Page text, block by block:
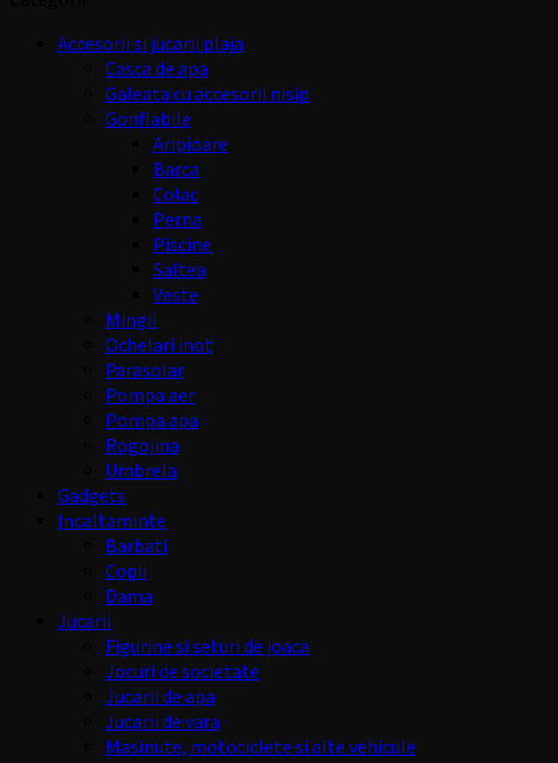
Accesorii si jucarii plaja
Casca de apa
Galeata cu accesorii nisip
Gonflabile
Aripioare
Barca
Colac
Perna
Piscine
Saltea
Veste
Mingii
Ochelari inot
Parasolar
Pompa aer
Pompa apa
Rogojina
Umbrela
Gadgets
Incaltaminte
Barbati
Copii
Dama
Jucarii
Figurine si seturi de joaca
Jocuri de societate
Jucarii de apa
Jucarii de vara
Masinute, motociclete si alte vehicule